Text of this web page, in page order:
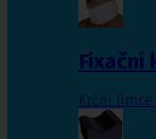
Fixační
Krční límce